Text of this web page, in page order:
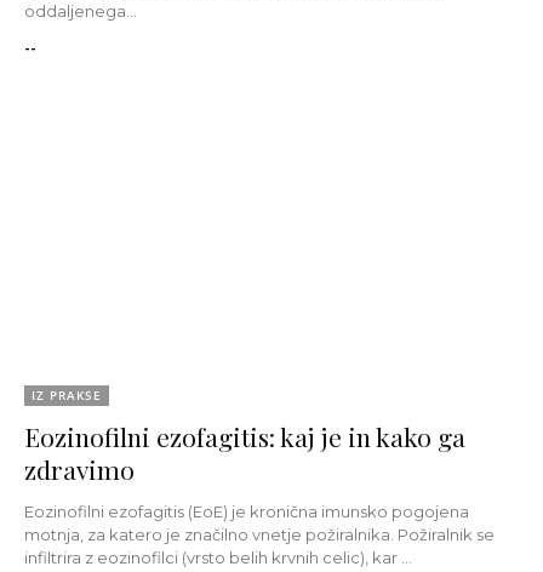
oddaljenega...
--
IZ PRAKSE
Eozinofilni ezofagitis: kaj je in kako ga
zdravimo
Eozinofilni ezofagitis (EoE) je kronična imunsko pogojena
motnja, za katero je značilno vnetje požiralnika. Požiralnik se
infiltrira z eozinofilci (vrsto belih krvnih celic), kar ...